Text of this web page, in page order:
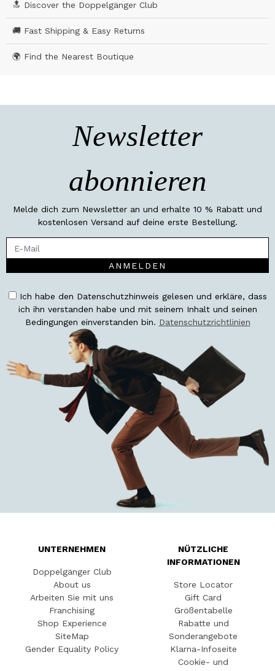
🔝 Discover the Doppelgänger Club
🚚 Fast Shipping & Easy Returns
🌍 Find the Nearest Boutique
Newsletter
abonnieren
Melde dich zum Newsletter an und erhalte 10 % Rabatt und
kostenlosen Versand auf deine erste Bestellung.
ANMELDEN
Ich habe den Datenschutzhinweis gelesen und erkläre, dass
ich ihn verstanden habe und mit seinem Inhalt und seinen
Bedingungen einverstanden bin. Datenschutzrichtlinien
UNTERNEHMEN
Doppelgänger Club
About us
Arbeiten Sie mit uns
Franchising
Shop Experience
SiteMap
Gender Equality Policy
NÜTZLICHE
INFORMATIONEN
Store Locator
Gift Card
Größentabelle
Rabatte und
Sonderangebote
Klarna-Infoseite
Cookie- und